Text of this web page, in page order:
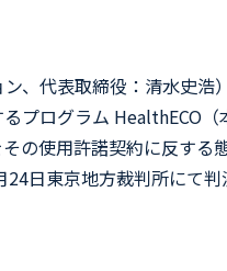
、代表取締役：清水史浩
プログラム HealthECO
の使用許諾契約に反する
日東京地方裁判所にて